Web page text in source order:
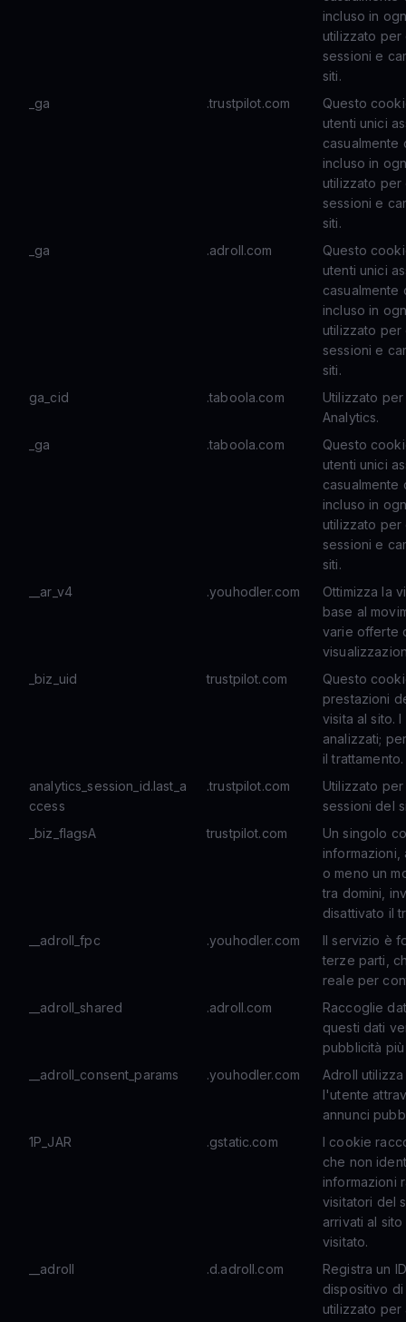
incluso in
utilizzato per
sessioni e
siti.
_ga
.trustpilot.com
Questo
utenti unici
casualmente
incluso in
utilizzato per
sessioni e
siti.
_ga
.adroll.com
Questo
utenti unici
casualmente
incluso in
utilizzato per
sessioni e
siti.
ga_cid
.taboola.com
Utilizzato
Analytics.
_ga
.taboola.com
Questo
utenti unici
casualmente
incluso in
utilizzato per
sessioni e
siti.
__ar_v4
.youhodler.com
Ottimizza la
base al
varie offerte
_biz_uid
trustpilot.com
Questo
prestazioni
visita al sito.
analizzati;
il trattamento.
analytics_session_id.last_a
ccess
.trustpilot.com
Utilizzato
sessioni del
_biz_flagsA
trustpilot.com
Un singolo
o meno un
tra domini,
disattivato il
__adroll_fpc
.youhodler.com
Il servizio è
terze parti,
reale per
__adroll_shared
.adroll.com
Raccoglie
questi dati
pubblicità
__adroll_consent_params
.youhodler.com
Adroll
l'utente
annunci
1P_JAR
.gstatic.com
I cookie
che non
informazioni
visitatori del
arrivati ​​al
visitato.
__adroll
.d.adroll.com
Registra un
dispositivo
utilizzato per